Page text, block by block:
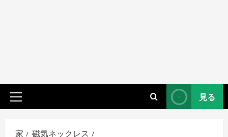
プ
イ
見る
家
磁気ネックレス